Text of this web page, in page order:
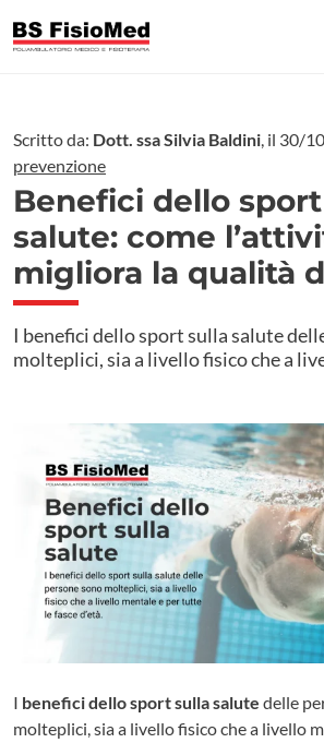
Scritto da: Dott. ssa Silvia Baldini, il 30/
prevenzione
Benefici dello
salute: come
migliora la qualità
I benefici dello sport sulla salute
molteplici, sia a livello fisico che a
I benefici dello sport sulla salute delle
molteplici, sia a livello fisico che a livello